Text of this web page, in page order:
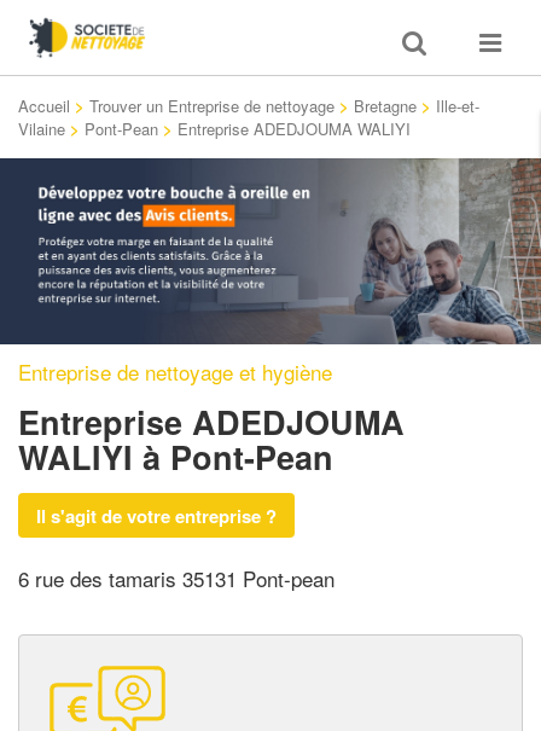
Toggle
search
Toggle
Accueil > Trouver un Entreprise de nettoyage > Bretagne > Ille-et-
Vilaine > Pont-Pean > Entreprise ADEDJOUMA WALIYI
Entreprise de nettoyage et hygiène
Entreprise ADEDJOUMA
WALIYI à Pont-Pean
Il s'agit de votre entreprise ?
6 rue des tamaris 35131 Pont-pean